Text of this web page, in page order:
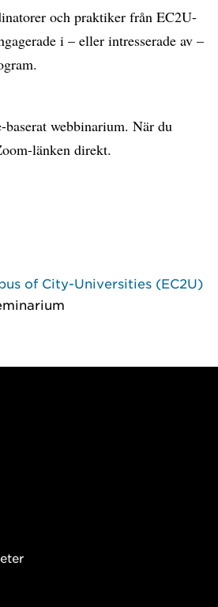
och praktiker från EC2U-
i – eller intresserade av –
webbinarium. När du
länken direkt.
of City-Universities (EC2U)